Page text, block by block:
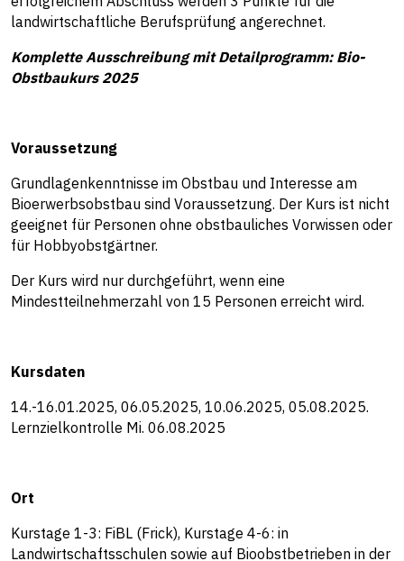
landwirtschaftliche Berufsprüfung angerechnet.
Komplette Ausschreibung mit Detailprogramm: Bio-
Obstbaukurs 2025
Voraussetzung
Grundlagenkenntnisse im Obstbau und Interesse am
Bioerwerbsobstbau sind Voraussetzung. Der Kurs ist nicht
geeignet für Personen ohne obstbauliches Vorwissen oder
für Hobbyobstgärtner.
Der Kurs wird nur durchgeführt, wenn eine
Mindestteilnehmerzahl von 15 Personen erreicht wird.
Kursdaten
14.-16.01.2025, 06.05.2025, 10.06.2025, 05.08.2025.
Lernzielkontrolle Mi. 06.08.2025
Ort
Kurstage 1-3: FiBL (Frick), Kurstage 4-6: in
Landwirtschaftsschulen sowie auf Bioobstbetrieben in der